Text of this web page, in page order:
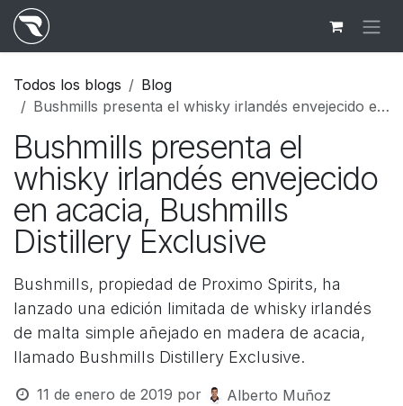
Ir al contenido
Todos los blogs
Blog
Bushmills presenta el whisky irlandés envejecido en acacia, Bushmills Distillery Exclusive
Bushmills presenta el
whisky irlandés envejecido
en acacia, Bushmills
Distillery Exclusive
Bushmills, propiedad de Proximo Spirits, ha
lanzado una edición limitada de whisky irlandés
de malta simple añejado en madera de acacia,
llamado Bushmills Distillery Exclusive.
11 de enero de 2019 por Alberto Muñoz